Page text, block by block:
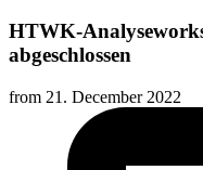
HTWK-
abgeschlossen
from 21. December 2022